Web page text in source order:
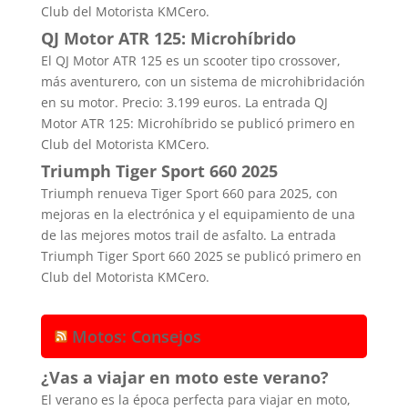
Club del Motorista KMCero.
QJ Motor ATR 125: Microhíbrido
El QJ Motor ATR 125 es un scooter tipo crossover,
más aventurero, con un sistema de microhibridación
en su motor. Precio: 3.199 euros. La entrada QJ
Motor ATR 125: Microhíbrido se publicó primero en
Club del Motorista KMCero.
Triumph Tiger Sport 660 2025
Triumph renueva Tiger Sport 660 para 2025, con
mejoras en la electrónica y el equipamiento de una
de las mejores motos trail de asfalto. La entrada
Triumph Tiger Sport 660 2025 se publicó primero en
Club del Motorista KMCero.
Motos: Consejos
¿Vas a viajar en moto este verano?
El verano es la época perfecta para viajar en moto,